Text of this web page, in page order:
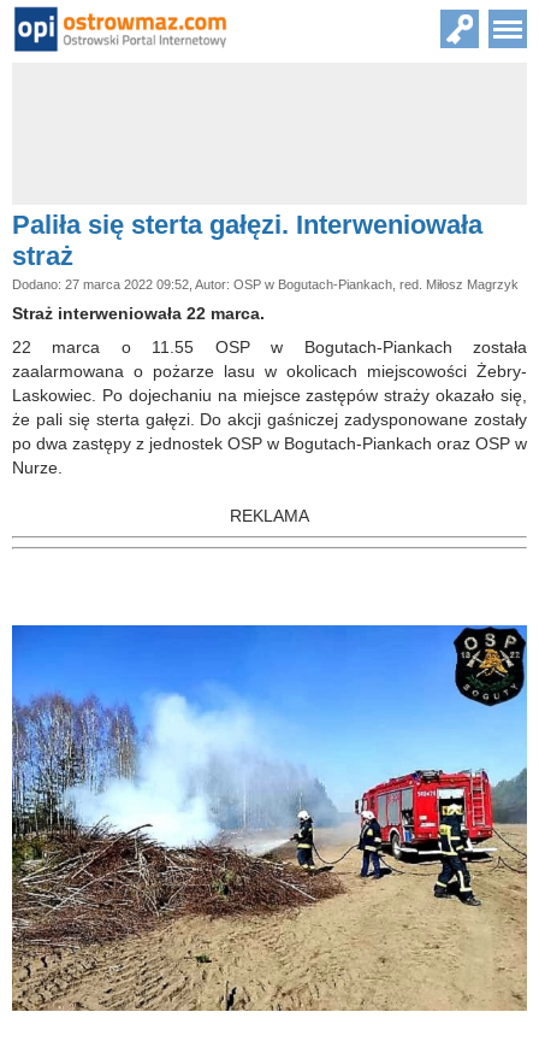
Paliła się sterta gałęzi. Interweniowała
straż
Dodano: 27 marca 2022 09:52, Autor: OSP w Bogutach-Piankach, red. Miłosz Magrzyk
Straż interweniowała 22 marca.
22 marca o 11.55 OSP w Bogutach-Piankach została
zaalarmowana o pożarze lasu w okolicach miejscowości Żebry-
Laskowiec. Po dojechaniu na miejsce zastępów straży okazało się,
że pali się sterta gałęzi. Do akcji gaśniczej zadysponowane zostały
po dwa zastępy z jednostek OSP w Bogutach-Piankach oraz OSP w
Nurze.
REKLAMA